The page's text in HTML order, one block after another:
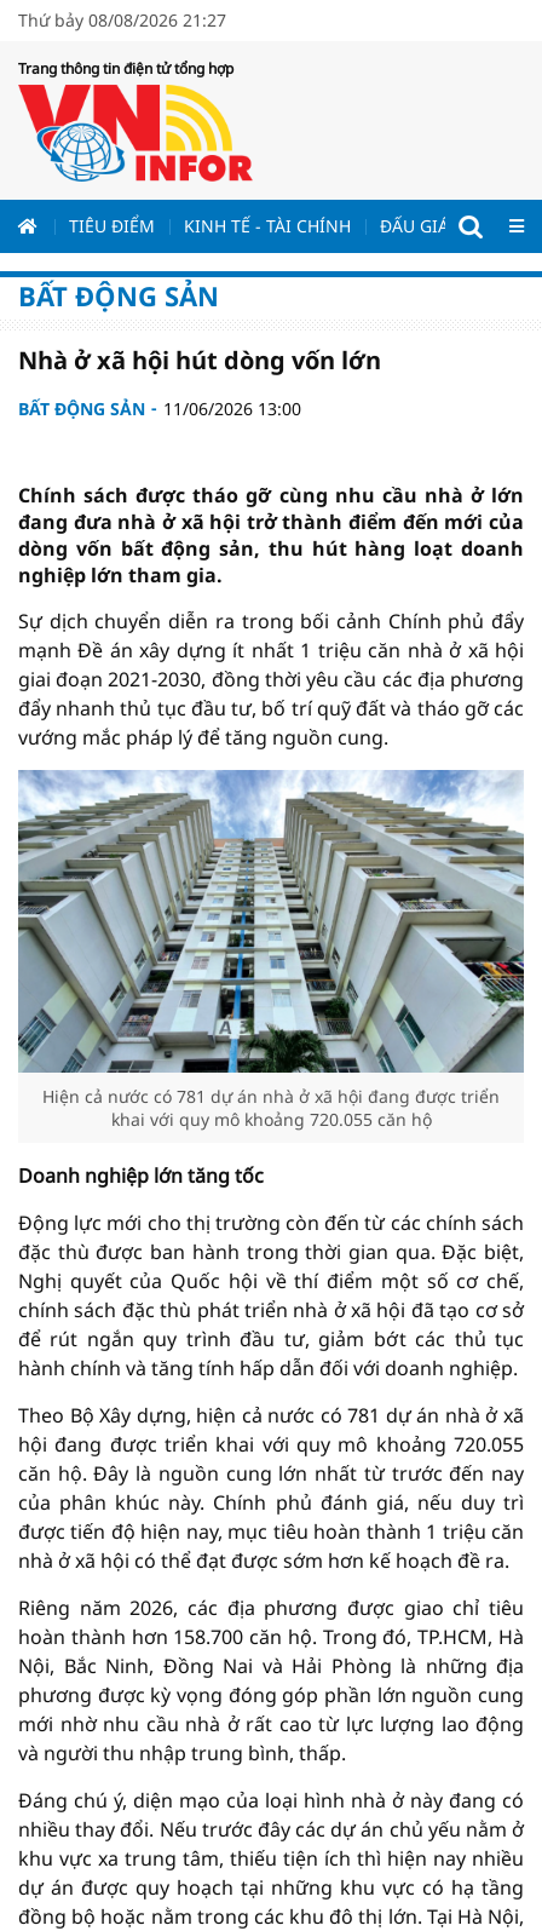
Thứ bảy 08/08/2026 21:27
Trang thông tin điện tử tổng hợp
TIÊU ĐIỂM KINH TẾ - TÀI CHÍNH ĐẤU GIÁ - ĐẤU
BẤT ĐỘNG SẢN
Nhà ở xã hội hút dòng vốn lớn
BẤT ĐỘNG SẢN 11/06/2026 13:00
Chính sách được tháo gỡ cùng nhu cầu nhà ở lớn
đang đưa nhà ở xã hội trở thành điểm đến mới của
dòng vốn bất động sản, thu hút hàng loạt doanh
nghiệp lớn tham gia.
Sự dịch chuyển diễn ra trong bối cảnh Chính phủ đẩy
mạnh Đề án xây dựng ít nhất 1 triệu căn nhà ở xã hội
giai đoạn 2021-2030, đồng thời yêu cầu các địa phương
đẩy nhanh thủ tục đầu tư, bố trí quỹ đất và tháo gỡ các
vướng mắc pháp lý để tăng nguồn cung.
Hiện cả nước có 781 dự án nhà ở xã hội đang được triển
khai với quy mô khoảng 720.055 căn hộ
Doanh nghiệp lớn tăng tốc
Động lực mới cho thị trường còn đến từ các chính sách
đặc thù được ban hành trong thời gian qua. Đặc biệt,
Nghị quyết của Quốc hội về thí điểm một số cơ chế,
chính sách đặc thù phát triển nhà ở xã hội đã tạo cơ sở
để rút ngắn quy trình đầu tư, giảm bớt các thủ tục
hành chính và tăng tính hấp dẫn đối với doanh nghiệp.
Theo Bộ Xây dựng, hiện cả nước có 781 dự án nhà ở xã
hội đang được triển khai với quy mô khoảng 720.055
căn hộ. Đây là nguồn cung lớn nhất từ trước đến nay
của phân khúc này. Chính phủ đánh giá, nếu duy trì
được tiến độ hiện nay, mục tiêu hoàn thành 1 triệu căn
nhà ở xã hội có thể đạt được sớm hơn kế hoạch đề ra.
Riêng năm 2026, các địa phương được giao chỉ tiêu
hoàn thành hơn 158.700 căn hộ. Trong đó, TP.HCM, Hà
Nội, Bắc Ninh, Đồng Nai và Hải Phòng là những địa
phương được kỳ vọng đóng góp phần lớn nguồn cung
mới nhờ nhu cầu nhà ở rất cao từ lực lượng lao động
và người thu nhập trung bình, thấp.
Đáng chú ý, diện mạo của loại hình nhà ở này đang có
nhiều thay đổi. Nếu trước đây các dự án chủ yếu nằm ở
khu vực xa trung tâm, thiếu tiện ích thì hiện nay nhiều
dự án được quy hoạch tại những khu vực có hạ tầng
đồng bộ hoặc nằm trong các khu đô thị lớn. Tại Hà Nội,